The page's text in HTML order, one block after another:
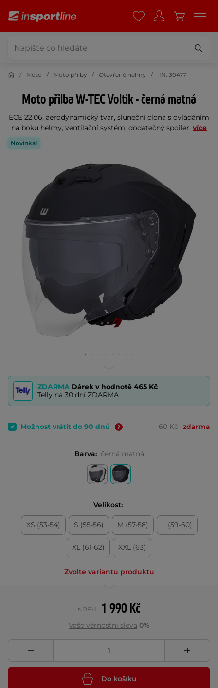
Moto Moto přilby Otevřené helmy IN: 30477
Moto přilba W-TEC Voltik - černá matná
ECE 22.06, aerodynamický tvar, sluneční clona s ovládáním
na boku helmy, ventilační systém, dodatečný spoiler. více
Novinka!
ZDARMA Dárek v hodnotě 465 Kč
Telly na 30 dní ZDARMA
Možnost vrátit do 90 dnů 60 Kč zdarma
Barva: černá matná
Velikost:
XS (53-54) S (55-56) M (57-58) L (59-60)
XL (61-62) XXL (63)
Zvolte variantu produktu
1 990 Kč
s DPH
Vaše věrnostní sleva 0%
Do košíku